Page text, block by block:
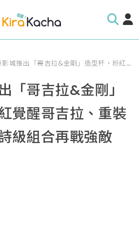
推出「哥吉拉&金剛」造型杯，粉紅覺醒哥吉拉、重裝升級金剛史詩級組合再戰強敵
「哥吉拉&金剛」
覺醒哥吉拉、重裝
級組合再戰強敵